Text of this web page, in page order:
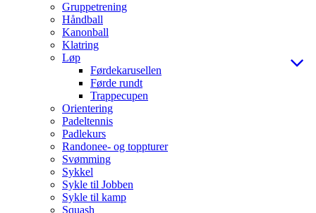
Gruppetrening
Håndball
Kanonball
Klatring
Løp
Førdekarusellen
Førde rundt
Trappecupen
Orientering
Padeltennis
Padlekurs
Randonee- og toppturer
Svømming
Sykkel
Sykle til Jobben
Sykle til kamp
Squash